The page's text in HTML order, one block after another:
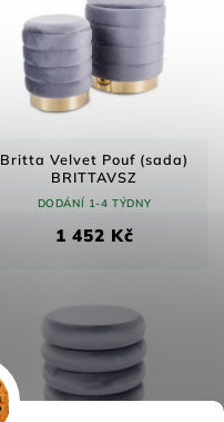
Britta Velvet Pouf (sada)
BRITTAVSZ
DODÁNÍ 1-4 TÝDNY
1 452 Kč